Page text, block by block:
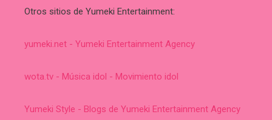
Otros sitios de Yumeki Entertainment:
yumeki.net - Yumeki Entertainment Agency
wota.tv - Música idol - Movimiento idol
Yumeki Style - Blogs de Yumeki Entertainment Agency